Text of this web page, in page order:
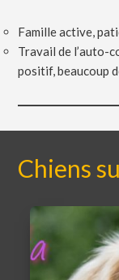
Famille active,
Travail de l’auto-
positif, beaucoup
Chiens